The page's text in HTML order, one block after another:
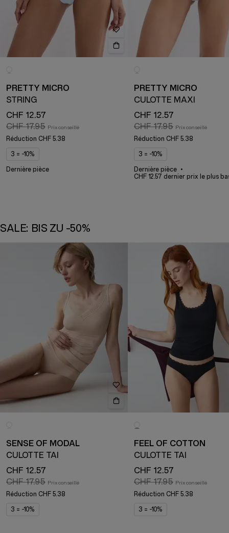
PRETTY MICRO
STRING
CHF 12.57
CHF 17.95
Réduction CHF 5.38
3 = -10%
Dernière pièce
PRETTY MICRO
CULOTTE MAXI
CHF 12.57
CHF 17.95
Réduction CHF 5.38
3 = -10%
Dernière pièce
CHF 12.57 dernier prix le plus
SALE: BIS ZU -50%
SENSE OF MODAL
CULOTTE TAI
CHF 12.57
CHF 17.95
Réduction CHF 5.38
3 = -10%
FEEL OF COTTON
CULOTTE TAI
CHF 12.57
CHF 17.95
Réduction CHF 5.38
3 = -10%